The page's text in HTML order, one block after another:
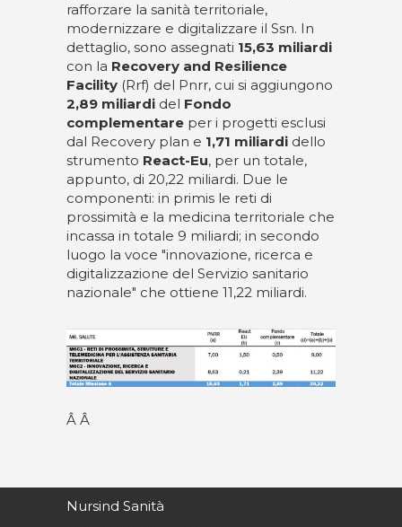
rafforzare la sanità territoriale,
modernizzare e digitalizzare il Ssn. In
dettaglio, sono assegnati 15,63 miliardi
con la Recovery and Resilience
Facility (Rrf) del Pnrr, cui si aggiungono
2,89 miliardi del Fondo
complementare per i progetti esclusi
dal Recovery plan e 1,71 miliardi dello
strumento React-Eu, per un totale,
appunto, di 20,22 miliardi. Due le
componenti: in primis le reti di
prossimità e la medicina territoriale che
incassa in totale 9 miliardi; in secondo
luogo la voce "innovazione, ricerca e
digitalizzazione del Servizio sanitario
nazionale" che ottiene 11,22 miliardi.
Â Â
Nursind Sanità